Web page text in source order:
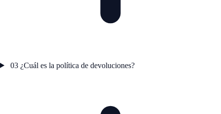
03 ¿Cuál es la política de devoluciones?